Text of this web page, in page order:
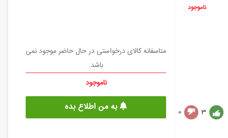
ناموجود
3
0
متاسفانه کالای درخواستی در حال حاضر موجود نمی
باشد.
ناموجود
به من اطلاع بده